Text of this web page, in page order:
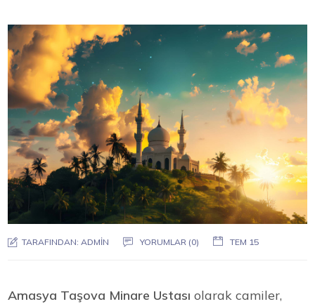
TARAFINDAN: ADMIN YORUMLAR (0) TEM 15
Amasya Taşova Minare Ustası olarak camiler,